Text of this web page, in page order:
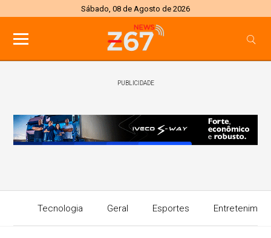
Sábado, 08 de Agosto de 2026
PUBLICIDADE
Tecnologia Geral Esportes